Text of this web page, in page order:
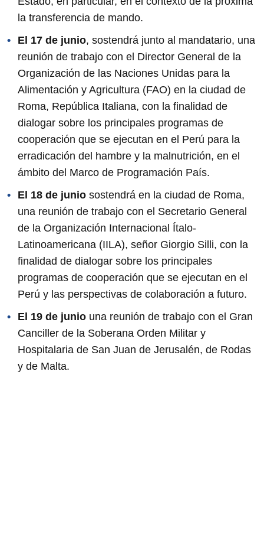
la transferencia de mando.
El 17 de junio, sostendrá junto al mandatario, una
reunión de trabajo con el Director General de la
Organización de las Naciones Unidas para la
Alimentación y Agricultura (FAO) en la ciudad de
Roma, República Italiana, con la finalidad de
dialogar sobre los principales programas de
cooperación que se ejecutan en el Perú para la
erradicación del hambre y la malnutrición, en el
ámbito del Marco de Programación País.
El 18 de junio sostendrá en la ciudad de Roma,
una reunión de trabajo con el Secretario General
de la Organización Internacional Ítalo-
Latinoamericana (IILA), señor Giorgio Silli, con la
finalidad de dialogar sobre los principales
programas de cooperación que se ejecutan en el
Perú y las perspectivas de colaboración a futuro.
El 19 de junio una reunión de trabajo con el Gran
Canciller de la Soberana Orden Militar y
Hospitalaria de San Juan de Jerusalén, de Rodas
y de Malta.